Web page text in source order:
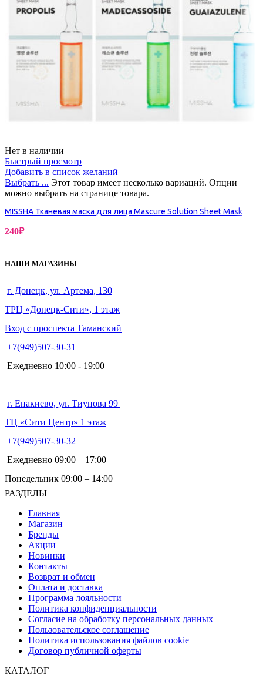
Нет в наличии
Быстрый просмотр
Добавить в список желаний
Выбрать ... Этот товар имеет несколько вариаций. Опции
можно выбрать на странице товара.
MISSHA Тканевая маска для лица Mascure Solution Sheet Mask
240₽
НАШИ МАГАЗИНЫ
г. Донецк, ул. Артема, 130
ТРЦ «Донецк-Сити», 1 этаж
Вход с проспекта Таманский
+7(949)507-30-31
Ежедневно 10:00 - 19:00
г. Енакиево, ул. Тиунова 99
ТЦ «Сити Центр» 1 этаж
+7(949)507-30-32
Ежедневно 09:00 – 17:00
Понедельник 09:00 – 14:00
РАЗДЕЛЫ
Главная
Магазин
Бренды
Акции
Новинки
Контакты
Возврат и обмен
Оплата и доставка
Программа лояльности
Политика конфиденциальности
Согласие на обработку персональных данных
Пользовательское соглашение
Политика использования файлов cookie
Договор публичной оферты
КАТАЛОГ